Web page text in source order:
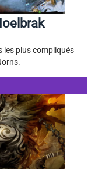
les plus compliqués